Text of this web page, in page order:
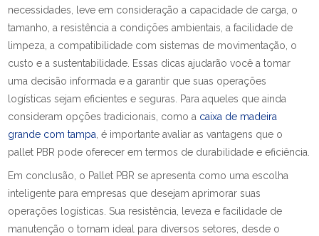
necessidades, leve em consideração a capacidade de carga, o
tamanho, a resistência a condições ambientais, a facilidade de
limpeza, a compatibilidade com sistemas de movimentação, o
custo e a sustentabilidade. Essas dicas ajudarão você a tomar
uma decisão informada e a garantir que suas operações
logísticas sejam eficientes e seguras. Para aqueles que ainda
consideram opções tradicionais, como a caixa de madeira
grande com tampa , é importante avaliar as vantagens que o
pallet PBR pode oferecer em termos de durabilidade e eficiência.
Em conclusão, o Pallet PBR se apresenta como uma escolha
inteligente para empresas que desejam aprimorar suas
operações logísticas. Sua resistência, leveza e facilidade de
manutenção o tornam ideal para diversos setores, desde o